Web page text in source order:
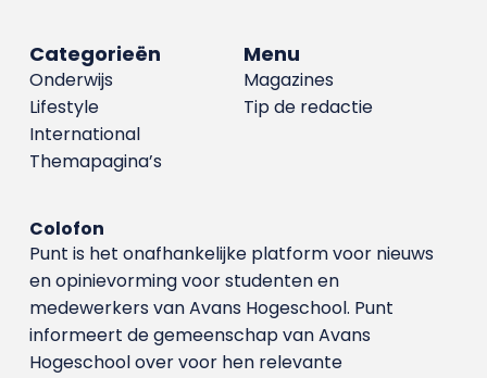
Menu
Magazines
Tip de redactie
Categorieën
Onderwijs
Lifestyle
International
Themapagina’s
Colofon
Punt is het onafhankelijke platform voor nieuws
en opinievorming voor studenten en
medewerkers van Avans Hoge­school. Punt
informeert de gemeenschap van Avans
Hogeschool over voor hen relevante